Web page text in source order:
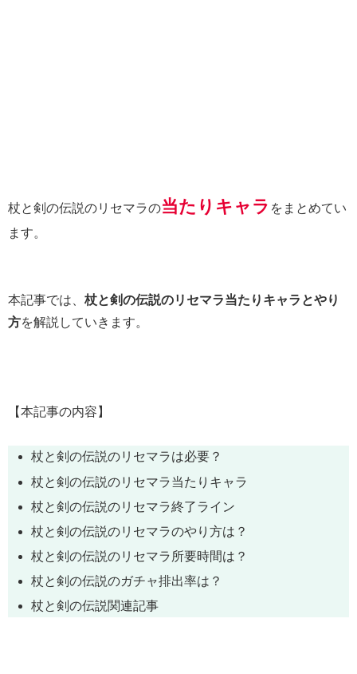
杖と剣の伝説のリセマラの当たりキャラ をまとめてい
ます。
本記事では、 杖と剣の伝説のリセマラ当たりキャラとやり
方を解説していきます。
【本記事の内容】
杖と剣の伝説のリセマラは必要？
杖と剣の伝説のリセマラ当たりキャラ
杖と剣の伝説のリセマラ終了ライン
杖と剣の伝説のリセマラのやり方は？
杖と剣の伝説のリセマラ所要時間は？
杖と剣の伝説のガチャ排出率は？
杖と剣の伝説関連記事